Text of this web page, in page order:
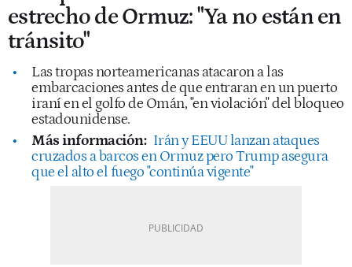
estrecho de Ormuz: "Ya no están en
tránsito"
Las tropas norteamericanas atacaron a las
embarcaciones antes de que entraran en un puerto
iraní en el golfo de Omán, "en violación" del bloqueo
estadounidense.
Más información: Irán y EEUU lanzan ataques
cruzados a barcos en Ormuz pero Trump asegura
que el alto el fuego "continúa vigente"